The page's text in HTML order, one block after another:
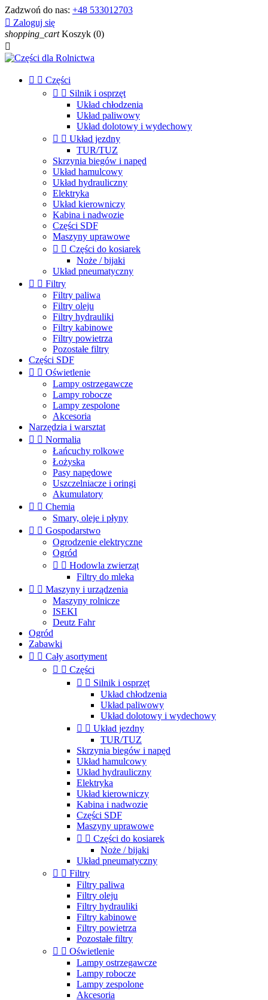
Zadzwoń do nas: +48 533012703
 Zaloguj się
shopping_cart Koszyk (0)

  Części
  Silnik i osprzęt
Układ chłodzenia
Układ paliwowy
Układ dolotowy i wydechowy
  Układ jezdny
TUR/TUZ
Skrzynia biegów i napęd
Układ hamulcowy
Układ hydrauliczny
Elektryka
Układ kierowniczy
Kabina i nadwozie
Części SDF
Maszyny uprawowe
  Części do kosiarek
Noże / bijaki
Układ pneumatyczny
  Filtry
Filtry paliwa
Filtry oleju
Filtry hydrauliki
Filtry kabinowe
Filtry powietrza
Pozostałe filtry
Części SDF
  Oświetlenie
Lampy ostrzegawcze
Lampy robocze
Lampy zespolone
Akcesoria
Narzędzia i warsztat
  Normalia
Łańcuchy rolkowe
Łożyska
Pasy napędowe
Uszczelniacze i oringi
Akumulatory
  Chemia
Smary, oleje i płyny
  Gospodarstwo
Ogrodzenie elektryczne
Ogród
  Hodowla zwierząt
Filtry do mleka
  Maszyny i urządzenia
Maszyny rolnicze
ISEKI
Deutz Fahr
Ogród
Zabawki
  Cały asortyment
  Części
  Silnik i osprzęt
Układ chłodzenia
Układ paliwowy
Układ dolotowy i wydechowy
  Układ jezdny
TUR/TUZ
Skrzynia biegów i napęd
Układ hamulcowy
Układ hydrauliczny
Elektryka
Układ kierowniczy
Kabina i nadwozie
Części SDF
Maszyny uprawowe
  Części do kosiarek
Noże / bijaki
Układ pneumatyczny
  Filtry
Filtry paliwa
Filtry oleju
Filtry hydrauliki
Filtry kabinowe
Filtry powietrza
Pozostałe filtry
  Oświetlenie
Lampy ostrzegawcze
Lampy robocze
Lampy zespolone
Akcesoria